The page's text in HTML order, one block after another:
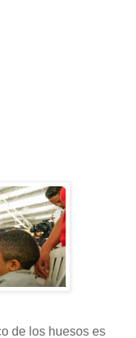
de los huesos es